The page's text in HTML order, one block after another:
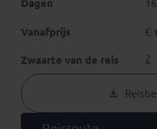
Dagen 16
Vanafprijs €
Zwaarte van de reis 2